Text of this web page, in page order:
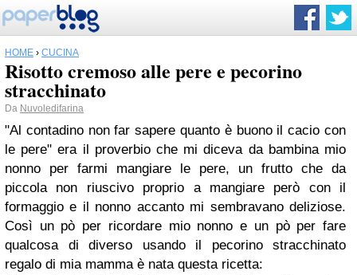
HOME › CUCINA
Risotto cremoso alle pere e pecorino
stracchinato
Da Nuvoledifarina
"Al contadino non far sapere quanto è buono il cacio con
le pere" era il proverbio che mi diceva da bambina mio
nonno per farmi mangiare le pere, un frutto che da
piccola non riuscivo proprio a mangiare però con il
formaggio e il nonno accanto mi sembravano deliziose.
Così un pò per ricordare mio nonno e un pò per fare
qualcosa di diverso usando il pecorino stracchinato
regalo di mia mamma è nata questa ricetta: